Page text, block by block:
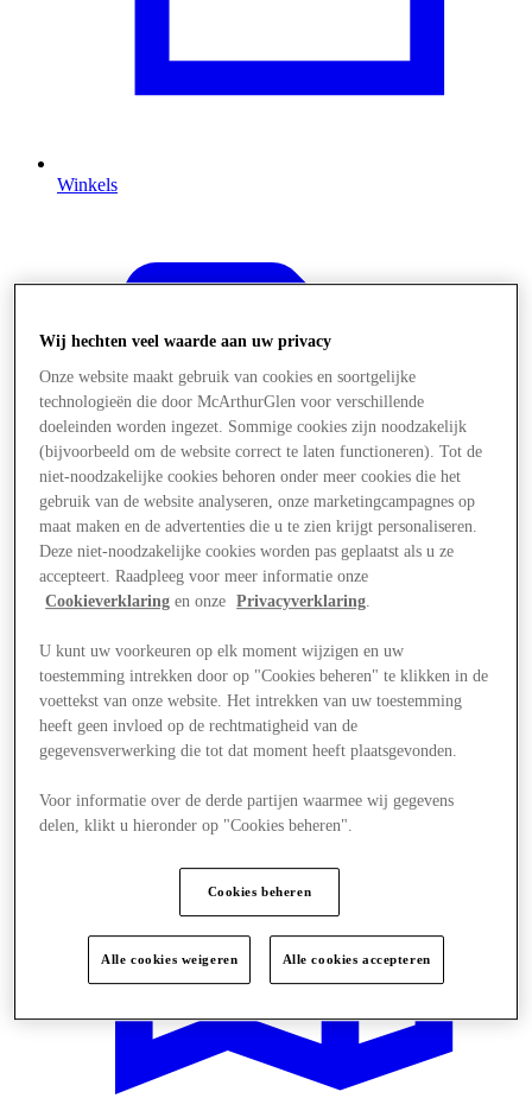
Winkels
Aanbiedingen
Wij hechten veel waarde aan uw privacy
Onze website maakt gebruik van cookies en soortgelijke
technologieën die door McArthurGlen voor verschillende
doeleinden worden ingezet. Sommige cookies zijn noodzakelijk
(bijvoorbeeld om de website correct te laten functioneren). Tot de
niet-noodzakelijke cookies behoren onder meer cookies die het
gebruik van de website analyseren, onze marketingcampagnes op
maat maken en de advertenties die u te zien krijgt personaliseren.
Deze niet-noodzakelijke cookies worden pas geplaatst als u ze
accepteert. Raadpleeg voor meer informatie onze
Cookieverklaring en onze Privacyverklaring
U kunt uw voorkeuren op elk moment wijzigen en uw
toestemming intrekken door op "Cookies beheren" te klikken in de
voettekst van onze website. Het intrekken van uw toestemming
heeft geen invloed op de rechtmatigheid van de
gegevensverwerking die tot dat moment heeft plaatsgevonden.
Voor informatie over de derde partijen waarmee wij gegevens
delen, klikt u hieronder op "Cookies beheren".
Cookies beheren
Alle cookies weigeren Alle cookies accepteren